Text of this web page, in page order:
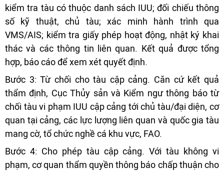
kiểm tra tàu có thuộc danh sách IUU; đối chiếu thông
số kỹ thuật, chủ tàu; xác minh hành trình qua
VMS/AIS; kiểm tra giấy phép hoạt động, nhật ký khai
thác và các thông tin liên quan. Kết quả được tổng
hợp, báo cáo để xem xét quyết định.
Bước 3: Từ chối cho tàu cập cảng. Căn cứ kết quả
thẩm định, Cục Thủy sản và Kiểm ngư thông báo từ
chối tàu vi phạm IUU cập cảng tới chủ tàu/đại diện, cơ
quan tại cảng, các lực lượng liên quan và quốc gia tàu
mang cờ, tổ chức nghề cá khu vực, FAO.
Bước 4: Cho phép tàu cập cảng. Với tàu không vi
phạm, cơ quan thẩm quyền thông báo chấp thuận cho